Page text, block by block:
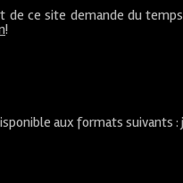
de ce site demande du
!
aux formats suivants :